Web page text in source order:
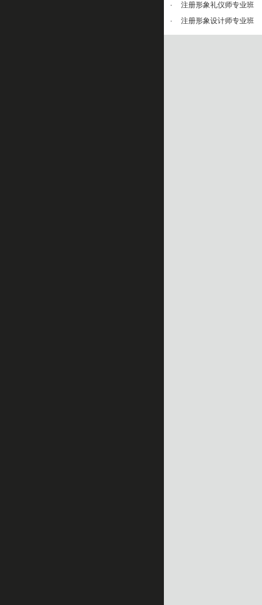
·
注册形象礼仪师专业班
·
注册形象设计师专业班